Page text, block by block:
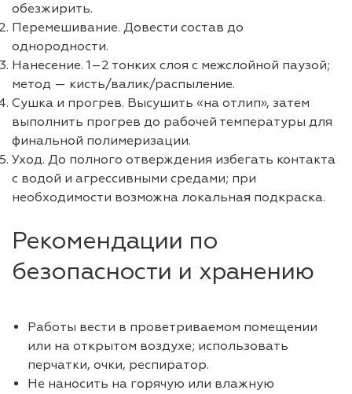
обезжирить.
Перемешивание. Довести состав до
однородности.
Нанесение. 1–2 тонких слоя с межслойной паузой;
метод — кисть/валик/распыление.
Сушка и прогрев. Высушить «на отлип», затем
выполнить прогрев до рабочей температуры для
финальной полимеризации.
Уход. До полного отверждения избегать контакта
с водой и агрессивными средами; при
необходимости возможна локальная подкраска.
Рекомендации по
безопасности и хранению
Работы вести в проветриваемом помещении
или на открытом воздухе; использовать
перчатки, очки, респиратор.
Не наносить на горячую или влажную